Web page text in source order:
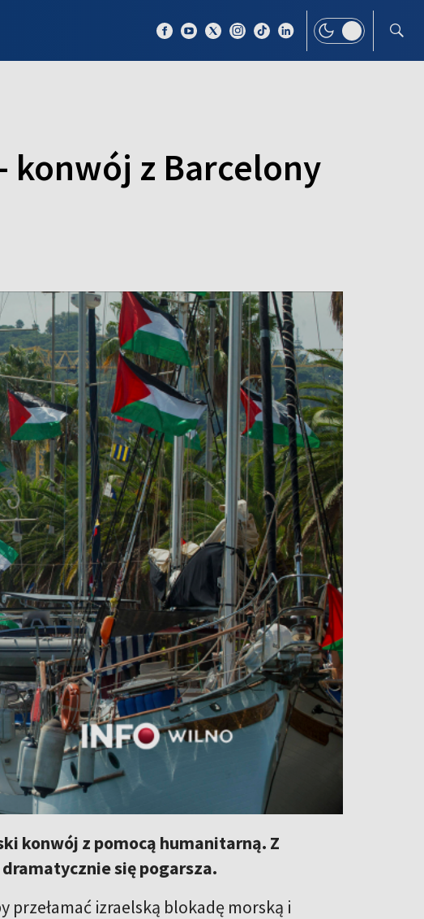
konwój z Barcelony
konwój z pomocą humanitarną. Z
się pogarsza.
przełamać izraelską blokadę morską i